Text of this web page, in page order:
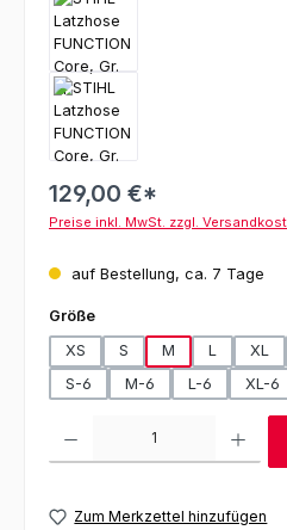
129,00 €*
Preise inkl. MwSt. zzgl.
auf Bestellung, ca. 7 Tage
Größeauswählen
XS
S M L XL
S-6
M-6 L-6 XL-6
Produkt Anzahl: Gib den
Zum Merkzettel hinzufügen